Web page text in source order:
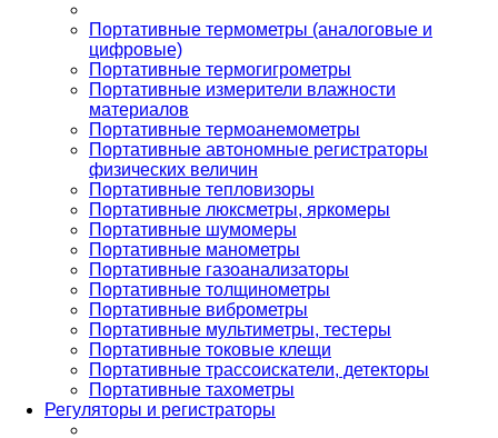
Портативные термометры (аналоговые и
цифровые)
Портативные термогигрометры
Портативные измерители влажности
материалов
Портативные термоанемометры
Портативные автономные регистраторы
физических величин
Портативные тепловизоры
Портативные люксметры, яркомеры
Портативные шумомеры
Портативные манометры
Портативные газоанализаторы
Портативные толщинометры
Портативные виброметры
Портативные мультиметры, тестеры
Портативные токовые клещи
Портативные трассоискатели, детекторы
Портативные тахометры
Регуляторы и регистраторы